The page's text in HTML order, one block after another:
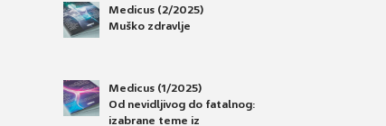
Medicus (2/2025)
Muško zdravlje
Medicus (1/2025)
Od nevidljivog do fatalnog:
izabrane teme iz